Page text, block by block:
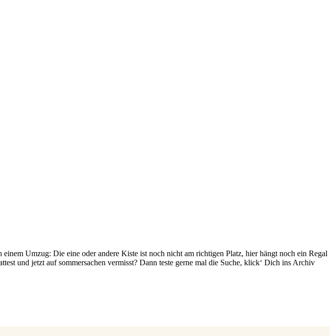
Umzug: Die eine oder andere Kiste ist noch nicht am richtigen Platz, hier hängt noch ein Regal
und jetzt auf sommersachen vermisst? Dann teste gerne mal die Suche, klick‘ Dich ins Archiv